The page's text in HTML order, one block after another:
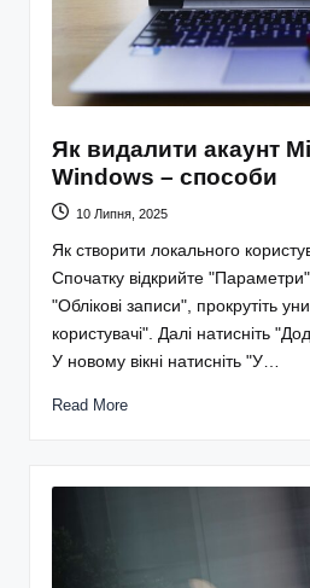
Як видалити акаунт
Windows – способи
10 Липня, 2025
Як створити локального
Спочатку відкрийте
"Облікові записи", прокрутіть
користувачі". Далі натисніть
У новому вікні натисніть "У…
Read More